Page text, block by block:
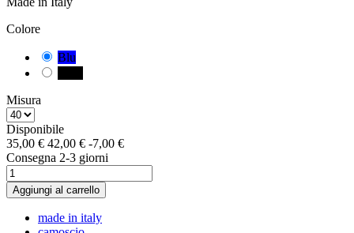
Colore
Blu
Misura
Disponibile
35,00 € 42,00 € -7,00 €
Consegna 2-3 giorni
Aggiungi al carrello
made in italy